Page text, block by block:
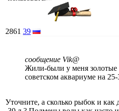
2861 39
сообщение Vik@
Жили-были у меня
советском аквариуме на
Уточните, а сколько рыбок и